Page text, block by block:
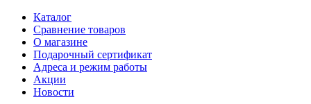
Каталог
Сравнение товаров
О магазине
Подарочный сертификат
Адреса и режим работы
Акции
Новости